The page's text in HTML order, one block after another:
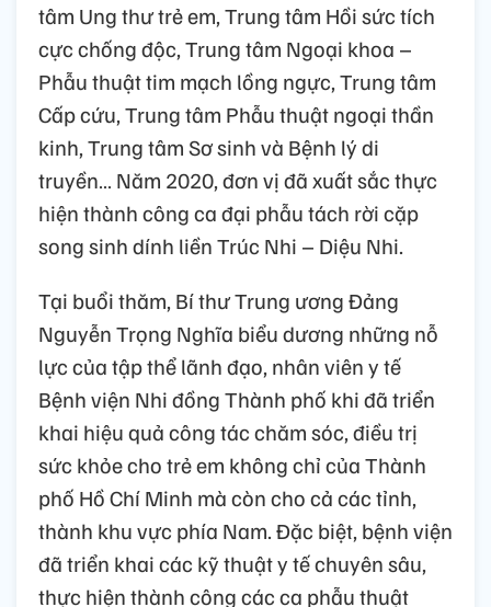
tâm Ung thư trẻ em, Trung tâm Hồi sức tích
cực chống độc, Trung tâm Ngoại khoa –
Phẫu thuật tim mạch lồng ngực, Trung tâm
Cấp cứu, Trung tâm Phẫu thuật ngoại thần
kinh, Trung tâm Sơ sinh và Bệnh lý di
truyền… Năm 2020, đơn vị đã xuất sắc thực
hiện thành công ca đại phẫu tách rời cặp
song sinh dính liền Trúc Nhi – Diệu Nhi.
Tại buổi thăm, Bí thư Trung ương Đảng
Nguyễn Trọng Nghĩa biểu dương những nỗ
lực của tập thể lãnh đạo, nhân viên y tế
Bệnh viện Nhi đồng Thành phố khi đã triển
khai hiệu quả công tác chăm sóc, điều trị
sức khỏe cho trẻ em không chỉ của Thành
phố Hồ Chí Minh mà còn cho cả các tỉnh,
thành khu vực phía Nam. Đặc biệt, bệnh viện
đã triển khai các kỹ thuật y tế chuyên sâu,
thực hiện thành công các ca phẫu thuật